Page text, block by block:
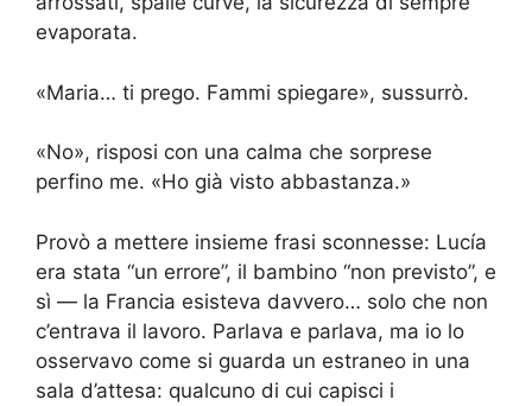
evaporata.
«Maria… ti prego. Fammi spiegare», sussurrò.
«No», risposi con una calma che sorprese
perfino me. «Ho già visto abbastanza.»
Provò a mettere insieme frasi sconnesse: Lucía
era stata “un errore”, il bambino “non previsto”, e
sì — la Francia esisteva davvero… solo che non
c’entrava il lavoro. Parlava e parlava, ma io lo
osservavo come si guarda un estraneo in una
sala d’attesa: qualcuno di cui capisci i